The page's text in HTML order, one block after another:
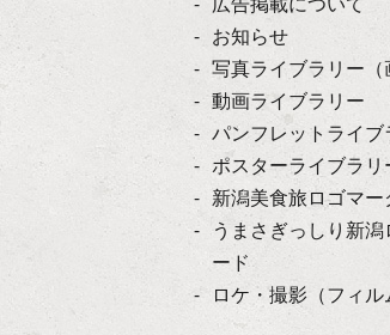
お知らせ
写真ライブラリー（
動画ライブラリー
パンフレットライブ
ポスターライブラリ
新潟美食旅ロゴマ
うまさぎっしり新
ード
ロケ・撮影（フィル